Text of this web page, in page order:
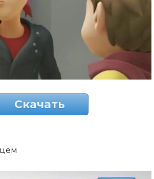
Скачать